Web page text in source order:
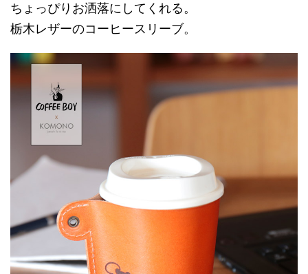
ちょっぴりお洒落にしてくれる。
栃木レザーのコーヒースリーブ。